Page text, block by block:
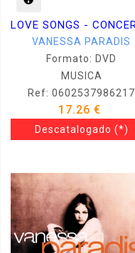
VANESSA PARADIS
Formato: DVD
MUSICA
Ref: 0602537986217
17.26 €
Descatalogado (*)